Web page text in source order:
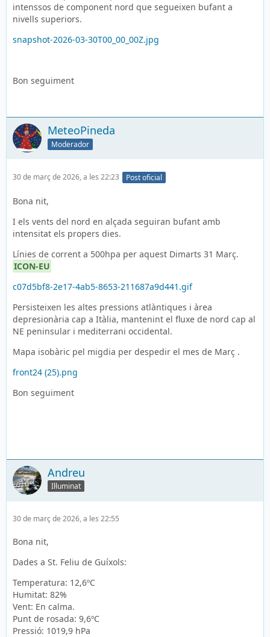
intenssos de component nord que segueixen bufant a
nivells superiors.
snapshot-2026-03-30T00_00_00Z.jpg
Bon seguiment
MeteoPineda
Moderador
30 de març de 2026, a les 22:23 Post oficial
Bona nit,
I els vents del nord en alçada seguiran bufant amb
intensitat els propers dies.
Línies de corrent a 500hpa per aquest Dimarts 31 Març.
ICON-EU
c07d5bf8-2e17-4ab5-8653-211687a9d441.gif
Persisteixen les altes pressions atlàntiques i àrea
depresionària cap a Itàlia, mantenint el fluxe de nord cap al
NE peninsular i mediterrani occidental.
Mapa isobàric pel migdia per despedir el mes de Març .
front24 (25).png
Bon seguiment
Andreu
Il·luminat
30 de març de 2026, a les 22:55
Bona nit,
Dades a St. Feliu de Guíxols:
Temperatura: 12,6ºC
Humitat: 82%
Vent: En calma.
Punt de rosada: 9,6ºC
Pressió: 1019,9 hPa